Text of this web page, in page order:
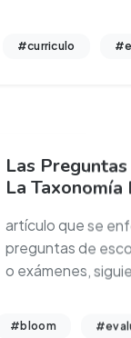
#curriculo
Las
La
artículo que se
preguntas de
o exámenes,
#bloom